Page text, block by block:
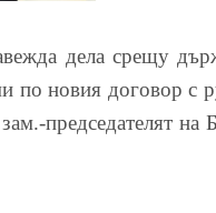
дела срещу
по новия договор с
зам.-председателят на